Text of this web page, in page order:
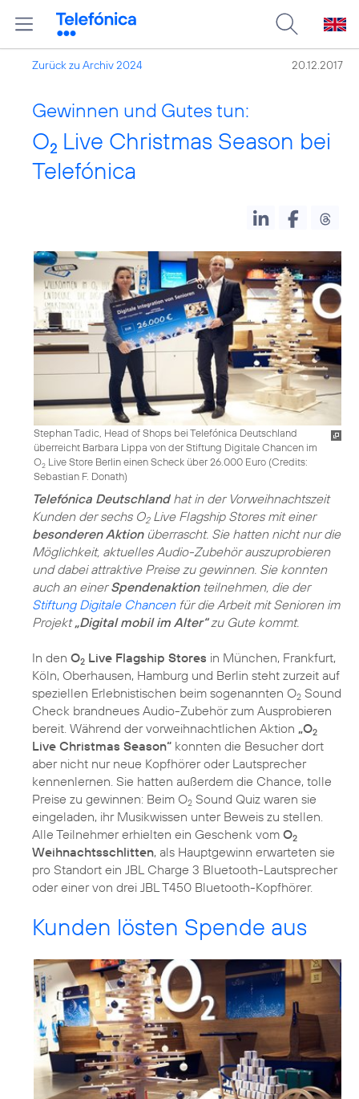
Zurück zu Archiv 2024 20.12.2017
Gewinnen und Gutes tun:
O2 Live Christmas Season bei
Telefónica
Stephan Tadic, Head of Shops bei Telefónica Deutschland
überreicht Barbara Lippa von der Stiftung Digitale Chancen im
O2 Live Store Berlin einen Scheck über 26.000 Euro (Credits:
Sebastian F. Donath)
Telefónica Deutschlandhat in der Vorweihnachtszeit
Kunden der sechs O2Live Flagship Stores mit einer
besonderen Aktionüberrascht. Sie hatten nicht nur die
Möglichkeit, aktuelles Audio-Zubehör auszuprobieren
und dabei attraktive Preise zu gewinnen. Sie konnten
auch an einerSpendenaktionteilnehmen, die der
Stiftung Digitale Chancenfür die Arbeit mit Senioren im
Projekt„Digital mobil im Alter“zu Gute kommt.
In den O2 Live Flagship Stores in München, Frankfurt,
Köln, Oberhausen, Hamburg und Berlin steht zurzeit auf
speziellen Erlebnistischen beim sogenannten O2 Sound
Check brandneues Audio-Zubehör zum Ausprobieren
bereit. Während der vorweihnachtlichen Aktion „O2
Live Christmas Season“ konnten die Besucher dort
aber nicht nur neue Kopfhörer oder Lautsprecher
kennenlernen. Sie hatten außerdem die Chance, tolle
Preise zu gewinnen: Beim O2 Sound Quiz waren sie
eingeladen, ihr Musikwissen unter Beweis zu stellen.
Alle Teilnehmer erhielten ein Geschenk vom O2
Weihnachtsschlitten, als Hauptgewinn erwarteten sie
pro Standort ein JBL Charge 3 Bluetooth-Lautsprecher
oder einer von drei JBL T450 Bluetooth-Kopfhörer.
Kunden lösten Spende aus